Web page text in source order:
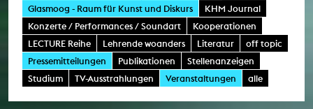
Glasmoog - Raum für Kunst und Diskurs
KHM Journal
Konzerte / Performances / Soundart
Kooperationen
LECTURE Reihe
Lehrende woanders Literatur
off topic
Pressemitteilungen
Publikationen
Stellenanzeigen
Studium
TV-Ausstrahlungen Veranstaltungen alle